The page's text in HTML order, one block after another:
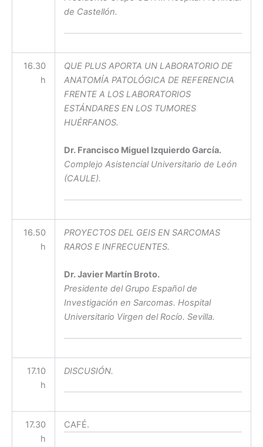
de Castellón.
16.30
h
QUE PLUS APORTA UN LABORATORIO DE
ANATOMÍA PATOLÓGICA DE REFERENCIA
FRENTE A LOS LABORATORIOS
ESTÁNDARES EN LOS TUMORES
HUÉRFANOS.
Dr. Francisco Miguel Izquierdo García.
Complejo Asistencial Universitario de León
(CAULE).
16.50
h
PROYECTOS DEL GEIS EN SARCOMAS
RAROS E INFRECUENTES.
Dr. Javier Martín Broto.
Presidente del Grupo Español de
Investigación en Sarcomas. Hospital
Universitario Virgen del Rocío. Sevilla.
17.10
h
DISCUSIÓN.
17.30
h
CAFÉ.